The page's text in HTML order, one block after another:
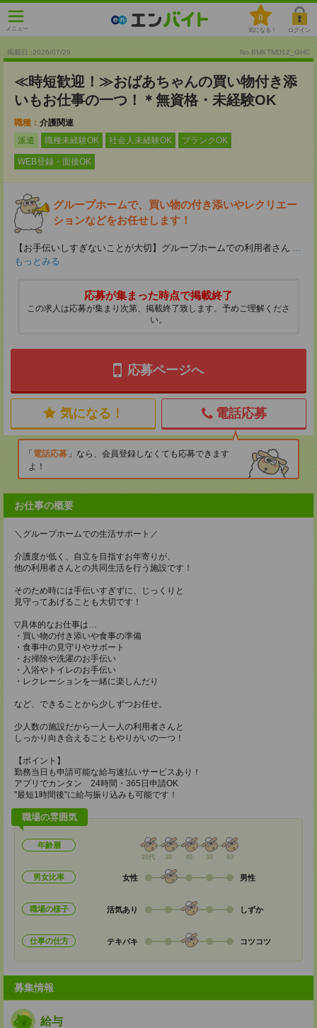
メニュー
0
気になる！ ログイン
掲載日 :2026/07/29 No.BMKTMD12_GHC
≪時短歓迎！≫おばあちゃんの買い物付き添
いもお仕事の一つ！＊無資格・未経験OK
職種： 介護関連
派遣
職種未経験OK 社会人未経験OK ブランクOK
WEB登録・面接OK
グループホームで、買い物の付き添いやレクリエー
ションなどをお任せします！
【お手伝いしすぎないことが大切】グループホームでの利用者さん ...
もっとみる
応募が集まった時点で掲載終了
この求人は応募が集まり次第、掲載終了致します。予めご理解くださ
い。
応募ページへ
気になる！ 電話応募
電話応募
なら、会員登録しなくても応募できます
よ！
お仕事の概要
＼グループホームでの生活サポート／
介護度が低く、自立を目指すお年寄りが、
他の利用者さんとの共同生活を行う施設です！
そのため時には手伝いすぎずに、じっくりと
見守ってあげることも大切です！
▽具体的なお仕事は…
・買い物の付き添いや食事の準備
・食事中の見守りやサポート
・お掃除や洗濯のお手伝い
・入浴やトイレのお手伝い
・レクレーションを一緒に楽しんだり
など、できることから少しずつお任せ。
少人数の施設だから一人一人の利用者さんと
しっかり向き合えることもやりがいの一つ！
【ポイント】
勤務当日も申請可能な給与速払いサービスあり！
アプリでカンタン 24時間・365日申請OK
"最短1時間後"に給与振り込みも可能です！
職場の雰囲気
年齢層
20代 30 40 50 60
男女比率 女性 男性
職場の様子 活気あり しずか
仕事の仕方 テキパキ コツコツ
募集情報
給与